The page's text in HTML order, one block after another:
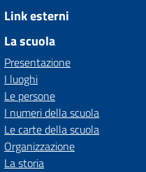
Link esterni
La scuola
Presentazione
I luoghi
Le persone
I numeri della scuola
Le carte della scuola
Organizzazione
La storia